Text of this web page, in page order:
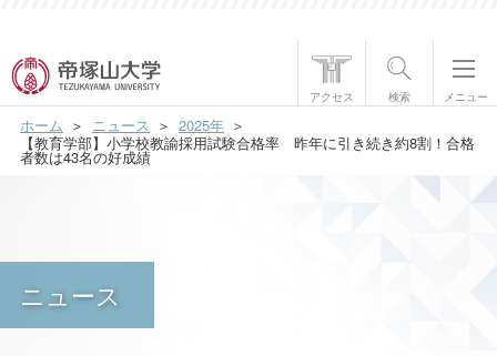
アクセス 検索 メニュー
帝塚山大学について
学部・大学院
研究・社会貢献
ホーム ニュース
2025年
【教育学部】小学校教諭採用試験合格率 昨年に引き続き約8割！合格
者数は43名の好成績
ニュース